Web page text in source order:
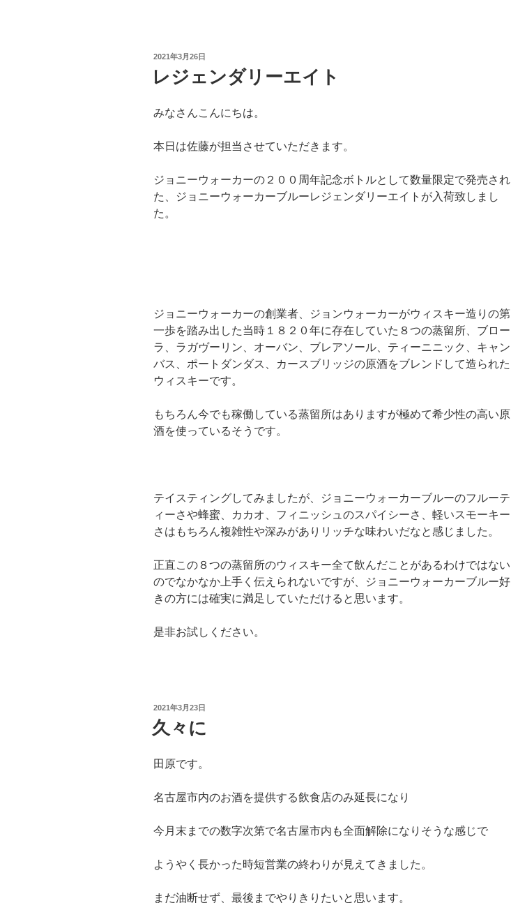
投
日:
2021年3月26日
レジェンダリーエイト
みなさんこんにちは。
本日は佐藤が担当させていただきます。
ジョニーウォーカーの２００周年記念ボトルとして数量限定で発売され
た、ジョニーウォーカーブルーレジェンダリーエイトが入荷致しまし
た。
ジョニーウォーカーの創業者、ジョンウォーカーがウィスキー造りの第
一歩を踏み出した当時１８２０年に存在していた８つの蒸留所、ブロー
ラ、ラガヴーリン、オーバン、ブレアソール、ティーニニック、キャン
バス、ポートダンダス、カースブリッジの原酒をブレンドして造られた
ウィスキーです。
もちろん今でも稼働している蒸留所はありますが極めて希少性の高い原
酒を使っているそうです。
テイスティングしてみましたが、ジョニーウォーカーブルーのフルーテ
ィーさや蜂蜜、カカオ、フィニッシュのスパイシーさ、軽いスモーキー
さはもちろん複雑性や深みがありリッチな味わいだなと感じました。
正直この８つの蒸留所のウィスキー全て飲んだことがあるわけではない
のでなかなか上手く伝えられないですが、ジョニーウォーカーブルー好
きの方には確実に満足していただけると思います。
是非お試しください。
投
稿
日:
2021年3月23日
久々に
田原です。
名古屋市内のお酒を提供する飲食店のみ延長になり
今月末までの数字次第で名古屋市内も全面解除になりそうな感じで
ようやく長かった時短営業の終わりが見えてきました。
まだ油断せず、最後までやりきりたいと思います。